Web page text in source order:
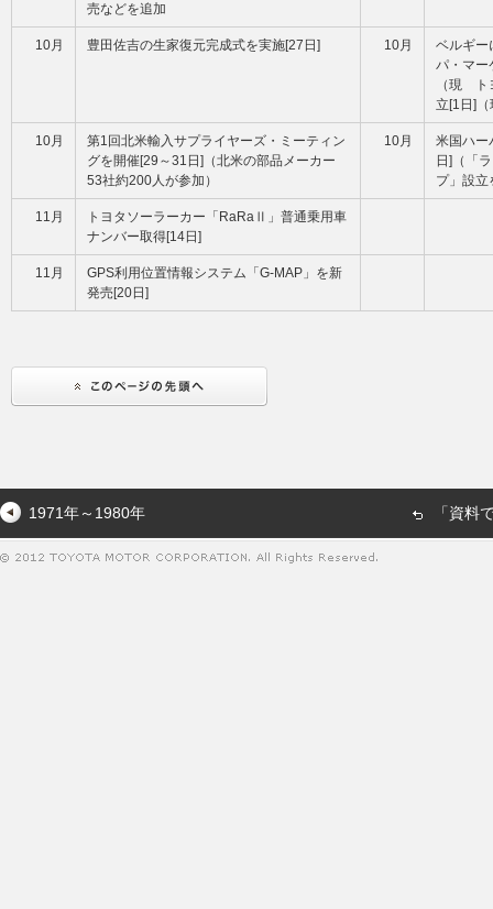
売などを追加
10月 豊田佐吉の生家復元完成式を実施[27日] 10月
ベルギー
パ・マー
（現 ト
立[1日]
10月
第1回北米輸入サプライヤーズ・ミーティン
グを開催[29～31日]（北米の部品メーカー
53社約200人が参加）
10月
米国ハー
日]（「
プ」設立
11月
トヨタソーラーカー「RaRaⅡ」普通乗用車
ナンバー取得[14日]
11月
GPS利用位置情報システム「G-MAP」を新
発売[20日]
1971年～1980年 「資料